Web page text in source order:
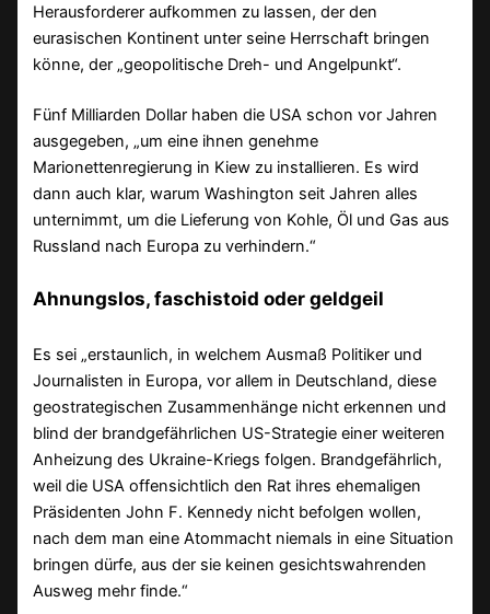
Herausforderer aufkommen zu lassen, der den
eurasischen Kontinent unter seine Herrschaft bringen
könne, der „geopolitische Dreh- und Angelpunkt“.
Fünf Milliarden Dollar haben die USA schon vor Jahren
ausgegeben, „um eine ihnen genehme
Marionettenregierung in Kiew zu installieren. Es wird
dann auch klar, warum Washington seit Jahren alles
unternimmt, um die Lieferung von Kohle, Öl und Gas aus
Russland nach Europa zu verhindern.“
Ahnungslos, faschistoid oder geldgeil
Es sei „erstaunlich, in welchem Ausmaß Politiker und
Journalisten in Europa, vor allem in Deutschland, diese
geostrategischen Zusammenhänge nicht erkennen und
blind der brandgefährlichen US-Strategie einer weiteren
Anheizung des Ukraine-Kriegs folgen. Brandgefährlich,
weil die USA offensichtlich den Rat ihres ehemaligen
Präsidenten John F. Kennedy nicht befolgen wollen,
nach dem man eine Atommacht niemals in eine Situation
bringen dürfe, aus der sie keinen gesichtswahrenden
Ausweg mehr finde.“